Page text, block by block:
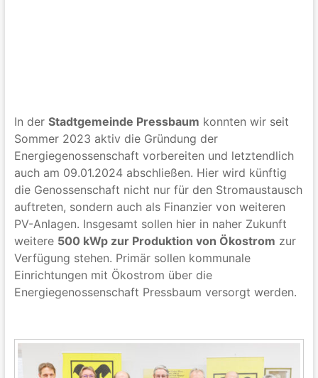
In der Stadtgemeinde Pressbaum konnten wir seit
Sommer 2023 aktiv die Gründung der
Energiegenossenschaft vorbereiten und letztendlich
auch am 09.01.2024 abschließen. Hier wird künftig
die Genossenschaft nicht nur für den Stromaustausch
auftreten, sondern auch als Finanzier von weiteren
PV-Anlagen. Insgesamt sollen hier in naher Zukunft
weitere 500 kWp zur Produktion von Ökostrom zur
Verfügung stehen. Primär sollen kommunale
Einrichtungen mit Ökostrom über die
Energiegenossenschaft Pressbaum versorgt werden.